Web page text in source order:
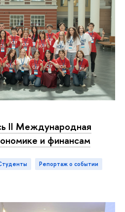
II Международная
и финансам
Студенты репортаж о событии